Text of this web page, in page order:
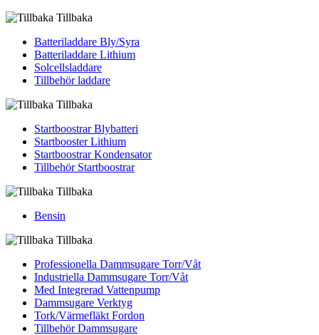
Tillbaka
Batteriladdare Bly/Syra
Batteriladdare Lithium
Solcellsladdare
Tillbehör laddare
Tillbaka
Startboostrar Blybatteri
Startbooster Lithium
Startboostrar Kondensator
Tillbehör Startboostrar
Tillbaka
Bensin
Tillbaka
Professionella Dammsugare Torr/Våt
Industriella Dammsugare Torr/Våt
Med Integrerad Vattenpump
Dammsugare Verktyg
Tork/Värmefläkt Fordon
Tillbehör Dammsugare